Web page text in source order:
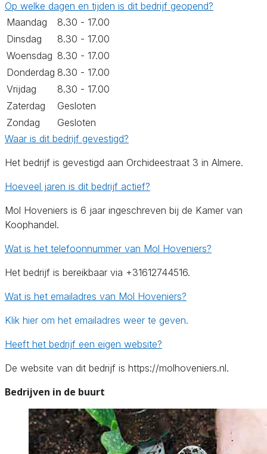
Op welke dagen en tijden is dit bedrijf geopend?
Maandag
8.30 - 17.00
Dinsdag
8.30 - 17.00
Woensdag 8.30 - 17.00
Donderdag 8.30 - 17.00
Vrijdag
8.30 - 17.00
Zaterdag
Gesloten
Zondag
Gesloten
Waar is dit bedrijf gevestigd?
Het bedrijf is gevestigd aan Orchideestraat 3 in Almere.
Hoeveel jaren is dit bedrijf actief?
Mol Hoveniers is 6 jaar ingeschreven bij de Kamer van
Koophandel.
Wat is het telefoonnummer van Mol Hoveniers?
Het bedrijf is bereikbaar via +31612744516.
Wat is het emailadres van Mol Hoveniers?
Klik hier om het emailadres weer te geven.
Heeft het bedrijf een eigen website?
De website van dit bedrijf is https://molhoveniers.nl.
Bedrijven in de buurt